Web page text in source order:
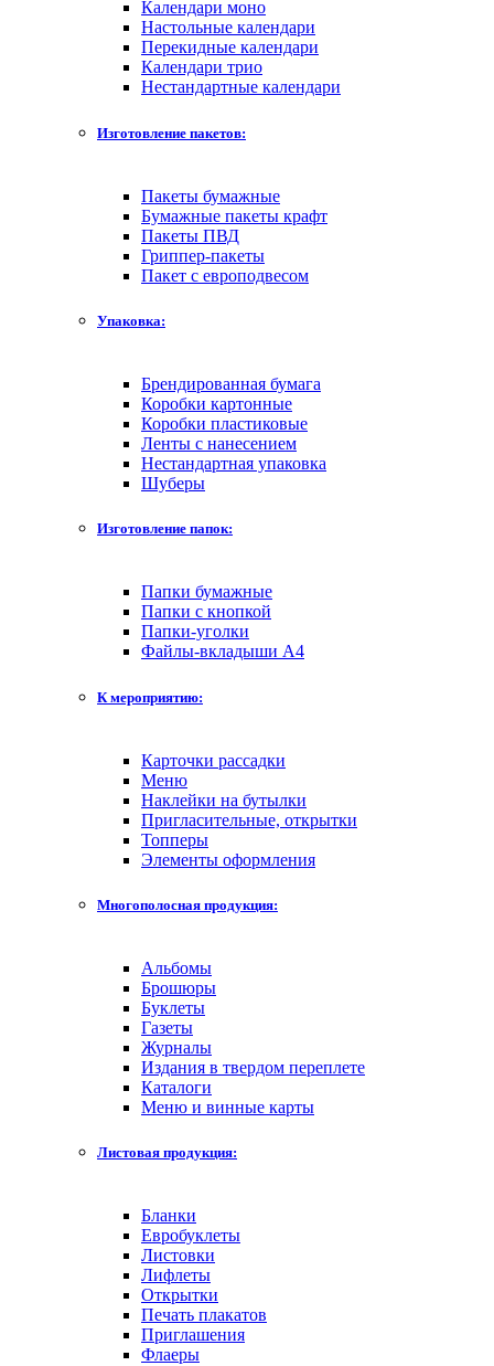
Календари моно
Настольные календари
Перекидные календари
Календари трио
Нестандартные календари
Изготовление пакетов:
Пакеты бумажные
Бумажные пакеты крафт
Пакеты ПВД
Гриппер-пакеты
Пакет с европодвесом
Упаковка:
Брендированная бумага
Коробки картонные
Коробки пластиковые
Ленты с нанесением
Нестандартная упаковка
Шуберы
Изготовление папок:
Папки бумажные
Папки с кнопкой
Папки-уголки
Файлы-вкладыши А4
К мероприятию:
Карточки рассадки
Меню
Наклейки на бутылки
Пригласительные, открытки
Топперы
Элементы оформления
Многополосная продукция:
Альбомы
Брошюры
Буклеты
Газеты
Журналы
Издания в твердом переплете
Каталоги
Меню и винные карты
Листовая продукция:
Бланки
Евробуклеты
Листовки
Лифлеты
Открытки
Печать плакатов
Приглашения
Флаеры